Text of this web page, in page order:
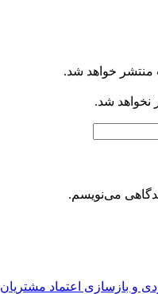
خواهد شد.
نخواهد شد.
می‌نویسم.
و بازسازی اعتماد مشتریان